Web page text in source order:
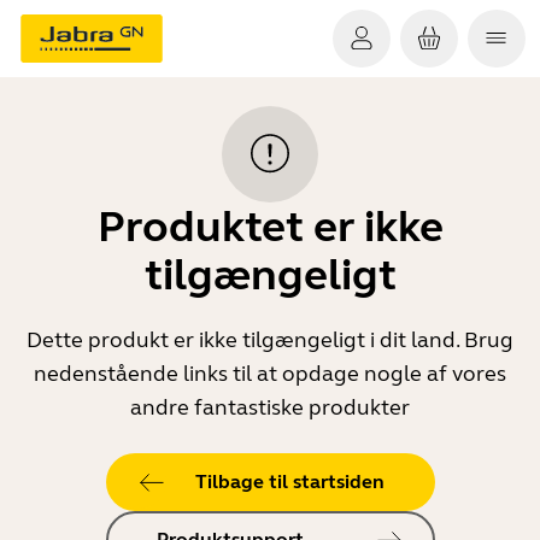
Produktet er ikke
tilgængeligt
Dette produkt er ikke tilgængeligt i dit land. Brug
nedenstående links til at opdage nogle af vores
andre fantastiske produkter
Tilbage til startsiden